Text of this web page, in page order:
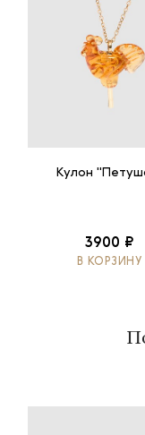
Кулон
3900 ₽
В КОРЗИНУ